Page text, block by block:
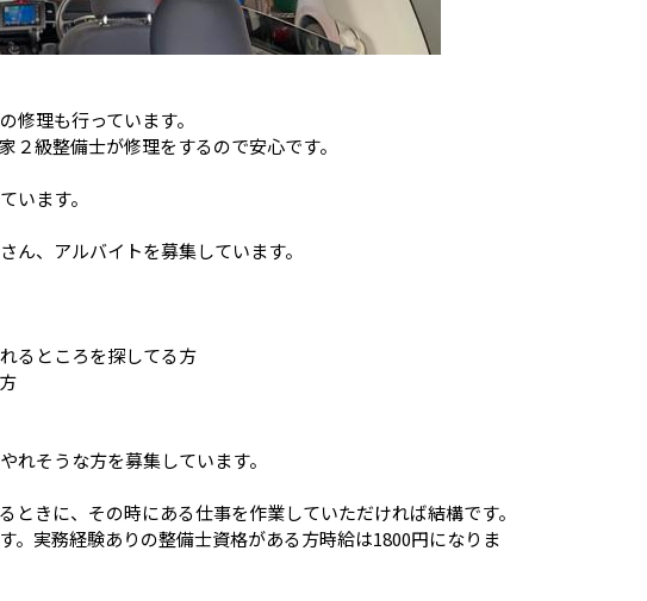
修理も行っています。
２級整備士が修理をするので安心です。
います。
ん、アルバイトを募集しています。
るところを探してる方
れそうな方を募集しています。
ときに、その時にある仕事を作業していただければ結構です。
。実務経験ありの整備士資格がある方時給は1800円になりま